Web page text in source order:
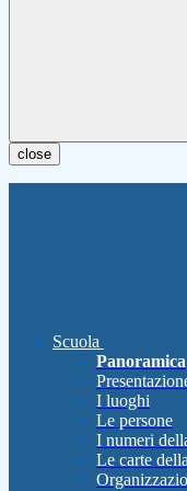
close
Scuola
Panoramica
I luoghi
Le persone
I numeri
Le carte